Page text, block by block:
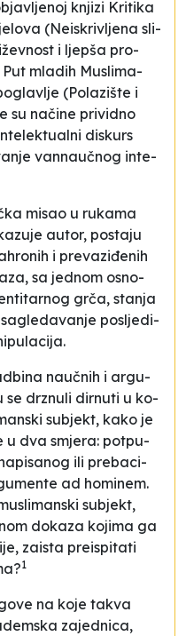
knji­zi Kri­ti­ka
(Neiskriv­lje­na sli­
i lje­pša pro­
mla­dih Mu­sli­ma­
(Po­la­zi­šte i
su načine pri­vi­dno
dis­kurs
van­naučnog in­te­
mi­sao u ru­ka­ma
autor, pos­ta­ju
i pre­va­ziđenih
sa je­dnom osno­
grča, sta­nja
po­slje­di­
naučnih i ar­gu­
se drznu­li dirnu­ti u ko­
su­bjekt, ka­ko je
u dva smje­ra: po­tpu­
ili pre­ba­ci­
ad ho­mi­nem.
su­bjekt,
do­ka­za ko­ji­ma ga
za­is­ta prei­spi­ta­ti
?1
na ko­je ta­kva
za­je­dni­ca,